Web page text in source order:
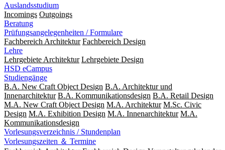
Auslandsstudium
Incomings Outgoings
Beratung
Prüfungsangelegenheiten / Formulare
Fachbereich Architektur Fachbereich Design
Lehre
Lehrgebiete Architektur Lehrgebiete Design
HSD eCampus
Studiengänge
B.A. New Craft Object Design B.A. Architektur und
Innenarchitektur B.A. Kommunikationsdesign B.A. Retail Design
M.A. New Craft Object Design M.A. Architektur M.Sc. Civic
Design M.A. Exhibition Design M.A. Innenarchitektur M.A.
Kommunikationsdesign
Vorlesungsverzeichnis / Stundenplan
Vorlesungszeiten ＆ Termine